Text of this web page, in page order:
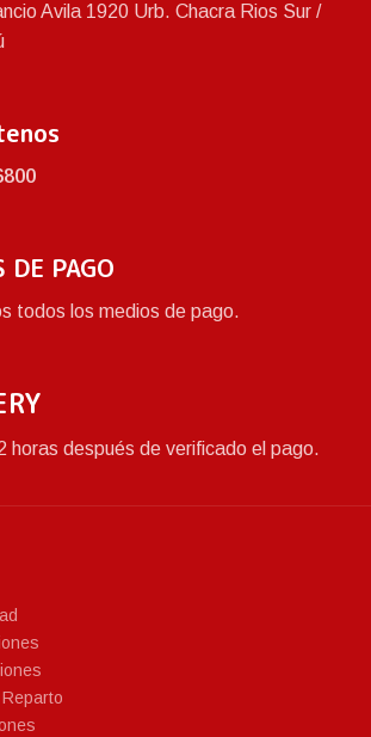
Avila 1920 Urb. Chacra Rios Sur /
DE PAGO
todos los medios de pago.
horas después de verificado el pago.